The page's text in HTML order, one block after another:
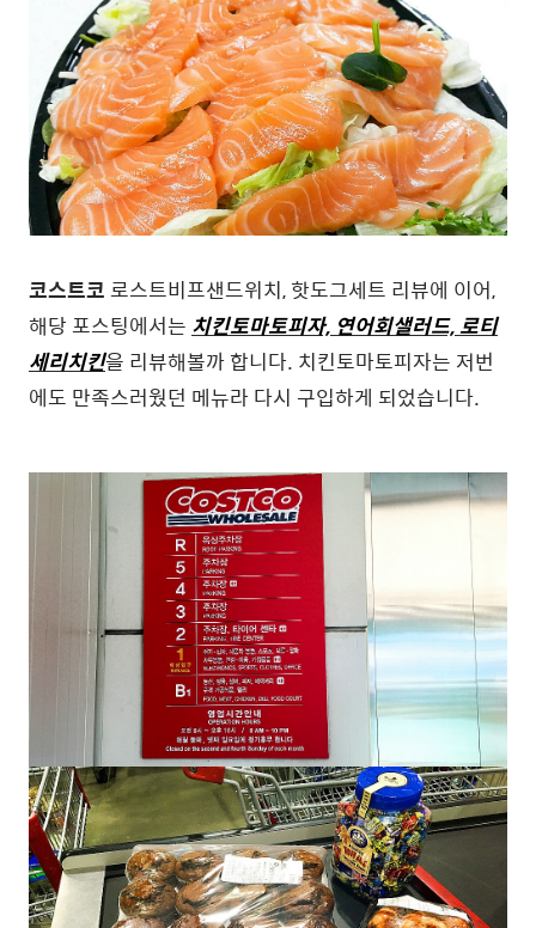
코스트코로스트비프샌드위치, 핫도그세트 리뷰에 이어,
해당 포스팅에서는 치킨토마토피자, 연어회샐러드, 로티
세리치킨을 리뷰해볼까 합니다. 치킨토마토피자는 저번
에도 만족스러웠던 메뉴라 다시 구입하게 되었습니다.